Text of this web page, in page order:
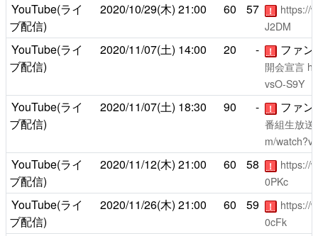
YouTube(ライ
ブ配信)
2020/10/29(木) 21:00 60 57 ！
https://
J2DM
YouTube(ライ
ブ配信)
2020/11/07(土) 14:00 20 - ！ ファ
開会宣言
vsO-S9Y
YouTube(ライ
ブ配信)
2020/11/07(土) 18:30 90 - ！ ファ
番組生放
m/
YouTube(ライ
ブ配信)
2020/11/12(木) 21:00 60 58 ！
https://
0PKc
YouTube(ライ
ブ配信)
2020/11/26(木) 21:00 60 59 ！
https://
0cFk